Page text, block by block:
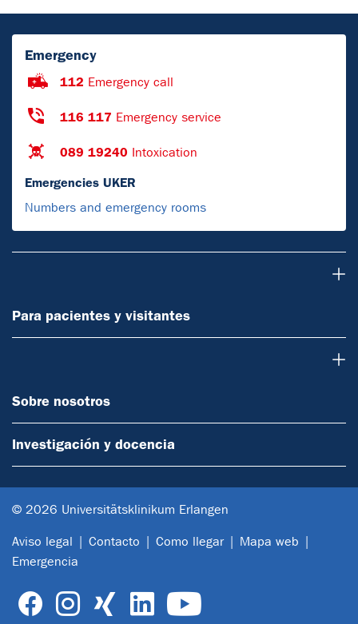
Emergency
112 Emergency call
116 117 Emergency service
089 19240 Intoxication
Emergencies UKER
Numbers and emergency rooms
Para pacientes y visitantes
Sobre nosotros
Investigación y docencia
© 2026 Universitätsklinikum Erlangen
Aviso legal Contacto Como llegar
Mapa web
Emergencia